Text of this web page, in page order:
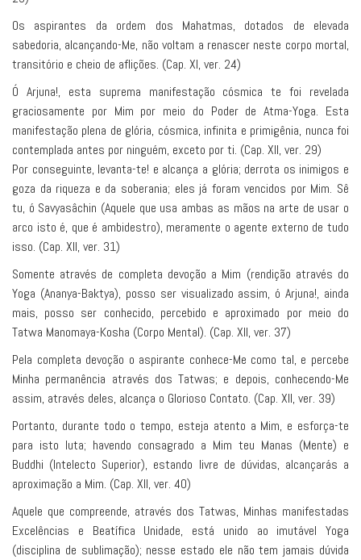
Os aspirantes da ordem dos Mahatmas, dotados de elevada
sabedoria, alcançando-Me, não voltam a renascer neste corpo mortal,
transitório e cheio de aflições. (Cap. XI, ver. 24)
Ó Arjuna!, esta suprema manifestação cósmica te foi revelada
graciosamente por Mim por meio do Poder de Atma-Yoga. Esta
manifestação plena de glória, cósmica, infinita e primigênia, nunca foi
contemplada antes por ninguém, exceto por ti. (Cap. XII, ver. 29)
Por conseguinte, levanta-te! e alcança a glória; derrota os inimigos e
goza da riqueza e da soberania; eles já foram vencidos por Mim. Sê
tu, ó Savyasâchin (Aquele que usa ambas as mãos na arte de usar o
arco isto é, que é ambidestro), meramente o agente externo de tudo
isso. (Cap. XII, ver. 31)
Somente através de completa devoção a Mim (rendição através do
Yoga (Ananya-Baktya), posso ser visualizado assim, ó Arjuna!, ainda
mais, posso ser conhecido, percebido e aproximado por meio do
Tatwa Manomaya-Kosha (Corpo Mental). (Cap. XII, ver. 37)
Pela completa devoção o aspirante conhece-Me como tal, e percebe
Minha permanência através dos Tatwas; e depois, conhecendo-Me
assim, através deles, alcança o Glorioso Contato. (Cap. XII, ver. 39)
Portanto, durante todo o tempo, esteja atento a Mim, e esforça-te
para isto luta; havendo consagrado a Mim teu Manas (Mente) e
Buddhi (Intelecto Superior), estando livre de dúvidas, alcançarás a
aproximação a Mim. (Cap. XII, ver. 40)
Aquele que compreende, através dos Tatwas, Minhas manifestadas
Excelências e Beatífica Unidade, está unido ao imutável Yoga
(disciplina de sublimação); nesse estado ele não tem jamais dúvida